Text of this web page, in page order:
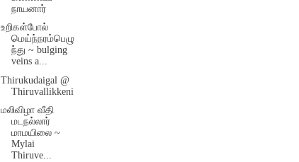
நாயனார்
உறிகள்போல்
மெய்ந்நரம்பெழு
ந்து ~ bulging
veins a...
Thirukudaigal @
Thiruvallikkeni
மலிவிழா வீதி
மடநல்லார்
மாமயிலை ~
Mylai
Thiruve...